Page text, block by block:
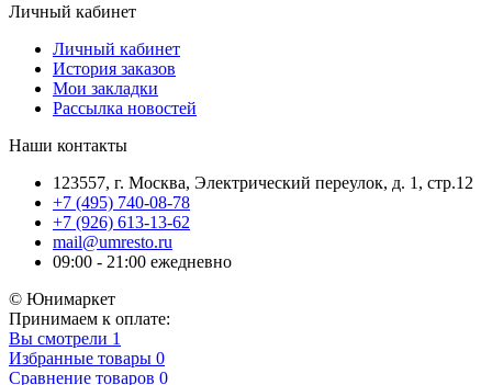
Личный кабинет
Личный кабинет
История заказов
Мои закладки
Рассылка новостей
Наши контакты
123557, г. Москва, Электрический переулок, д. 1, стр.12
+7 (495) 740-08-78
+7 (926) 613-13-62
mail@umresto.ru
09:00 - 21:00 ежедневно
© Юнимаркет
Принимаем к оплате:
Вы смотрели 1
Избранные товары 0
Сравнение товаров 0